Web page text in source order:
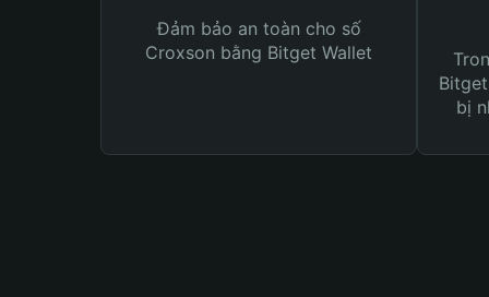
Đảm bảo an toàn cho số
Croxson bằng Bitget Wallet
bị